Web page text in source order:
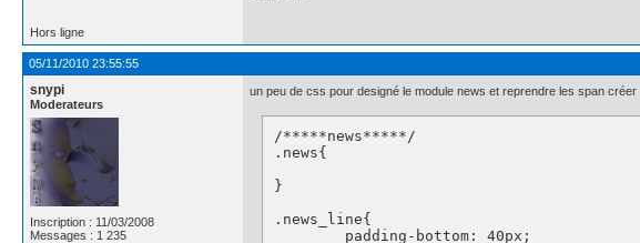
Hors ligne
05/11/2010 23:55:55
snypi
Moderateurs
Inscription : 11/03/2008
Messages : 1 235
un peu de css pour designé le module news et reprendre les span créer
/*****news*****/
.news{
}
.news_line{